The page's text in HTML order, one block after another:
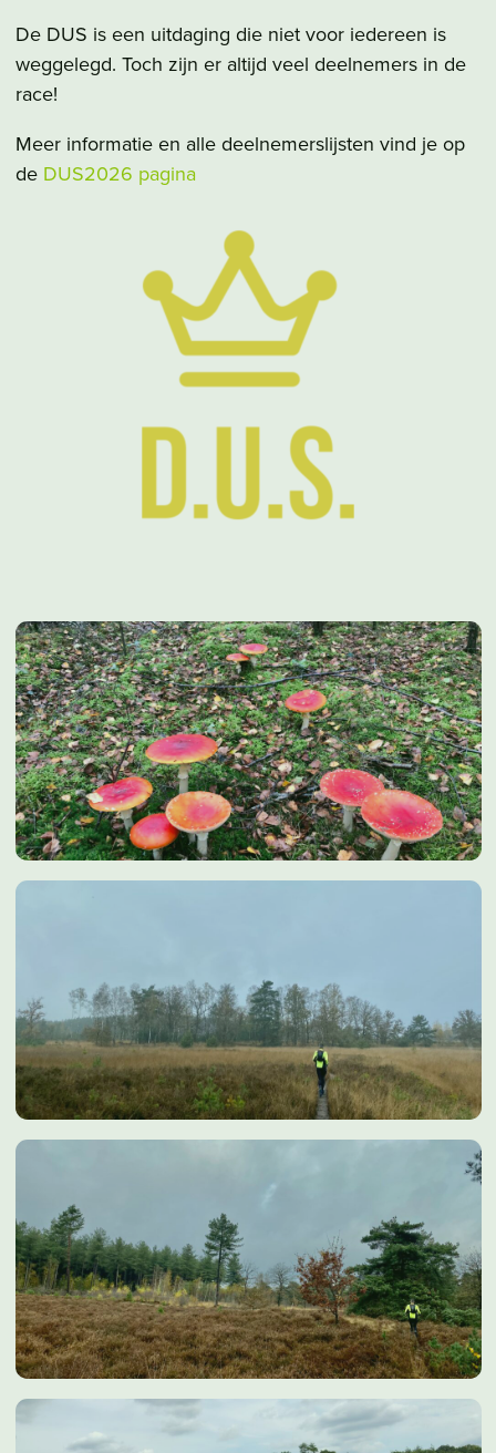
De DUS is een uitdaging die niet voor iedereen is
weggelegd. Toch zijn er altijd veel deelnemers in de
race!
Meer informatie en alle deelnemerslijsten vind je op
de DUS2026 pagina